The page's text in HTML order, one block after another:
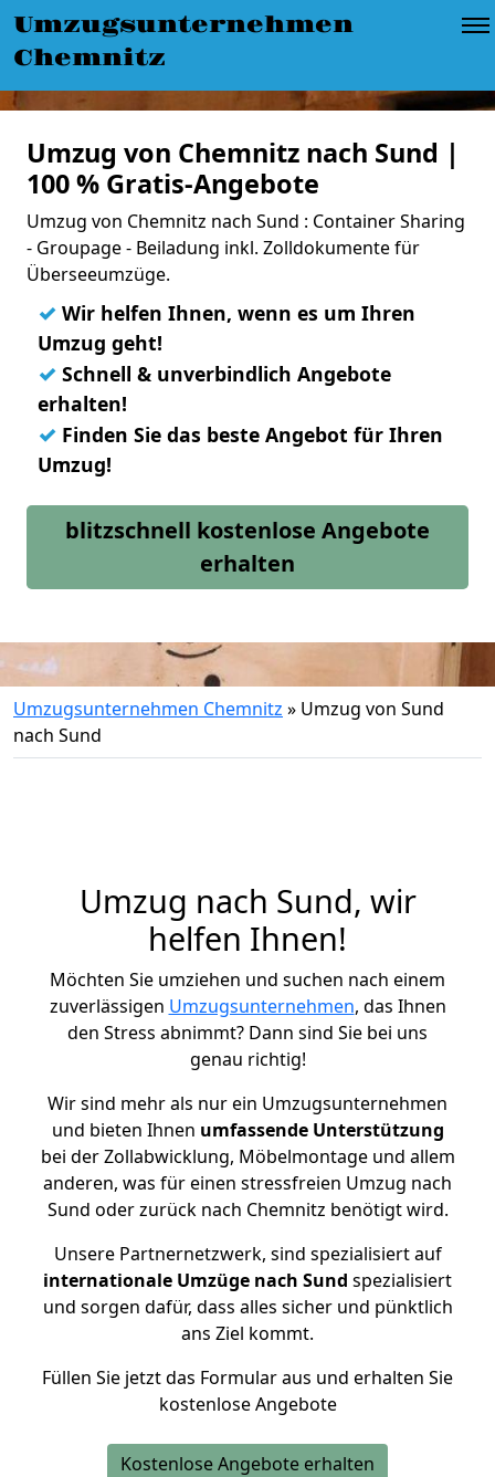
Umzugsunternehmen
Chemnitz
Umzug von Chemnitz nach Sund |
100 % Gratis-Angebote
Umzug von Chemnitz nach Sund : Container Sharing
- Groupage - Beiladung inkl. Zolldokumente für
Überseeumzüge.
✓ Wir helfen Ihnen, wenn es um Ihren
Umzug geht!
✓ Schnell & unverbindlich Angebote
erhalten!
✓ Finden Sie das beste Angebot für Ihren
Umzug!
blitzschnell kostenlose Angebote
erhalten
Umzugsunternehmen Chemnitz » Umzug von Sund
nach Sund
Umzug nach Sund, wir
helfen Ihnen!
Möchten Sie umziehen und suchen nach einem
zuverlässigen Umzugsunternehmen, das Ihnen
den Stress abnimmt? Dann sind Sie bei uns
genau richtig!
Wir sind mehr als nur ein Umzugsunternehmen
und bieten Ihnen umfassende Unterstützung
bei der Zollabwicklung, Möbelmontage und allem
anderen, was für einen stressfreien Umzug nach
Sund oder zurück nach Chemnitz benötigt wird.
Unsere Partnernetzwerk, sind spezialisiert auf
internationale Umzüge nach Sund spezialisiert
und sorgen dafür, dass alles sicher und pünktlich
ans Ziel kommt.
Füllen Sie jetzt das Formular aus und erhalten Sie
kostenlose Angebote
Kostenlose Angebote erhalten